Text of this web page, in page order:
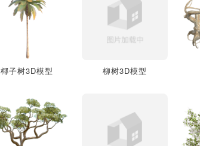
椰子树3D模型 柳树3D模型